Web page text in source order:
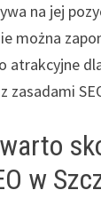
na jej
można
atrakcyjne
zasadami
w